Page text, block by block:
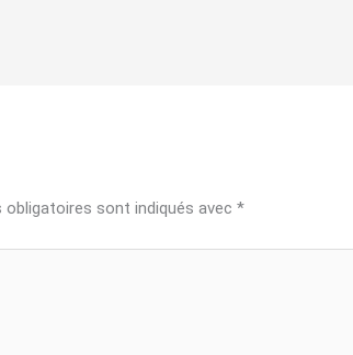
obligatoires sont indiqués avec*